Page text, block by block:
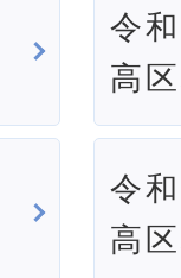
令
高
令
高